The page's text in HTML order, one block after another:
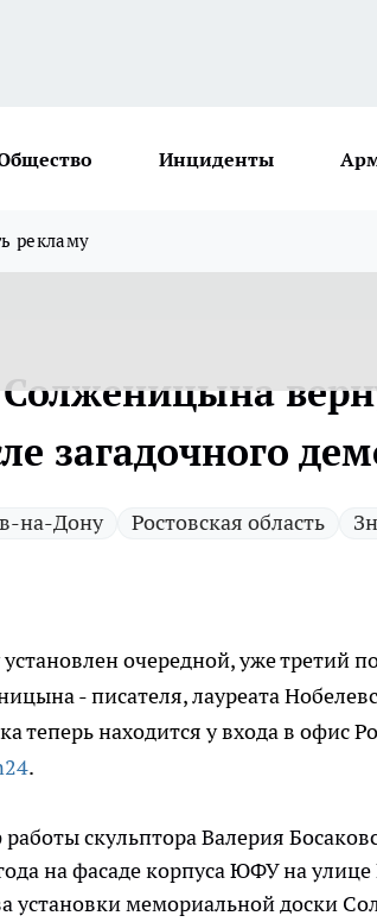
Инциденты
рекламу
загадочного
на-Дону Ростовская область
очередной, уже третий
- писателя, лауреата
теперь находится у входа в офис
.
работы скульптора Валерия
на фасаде корпуса ЮФУ на
установки мемориальной доски